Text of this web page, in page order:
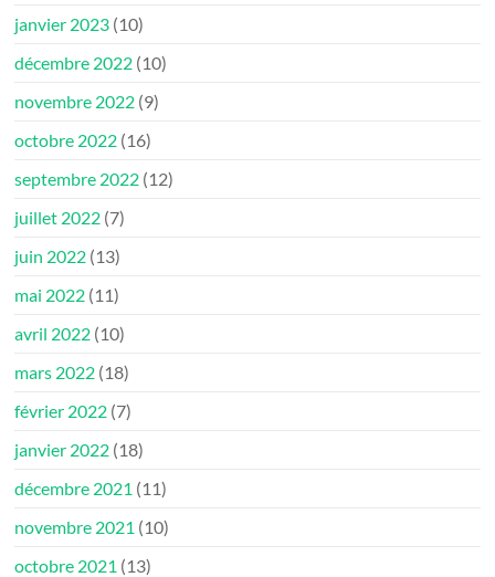
janvier 2023 (10)
décembre 2022 (10)
novembre 2022 (9)
octobre 2022 (16)
septembre 2022 (12)
juillet 2022 (7)
juin 2022 (13)
mai 2022 (11)
avril 2022 (10)
mars 2022 (18)
février 2022 (7)
janvier 2022 (18)
décembre 2021 (11)
novembre 2021 (10)
octobre 2021 (13)